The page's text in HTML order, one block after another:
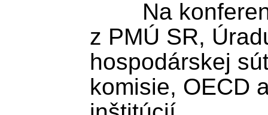
z PMÚ SR,
hospodárskej
komisie, OECD